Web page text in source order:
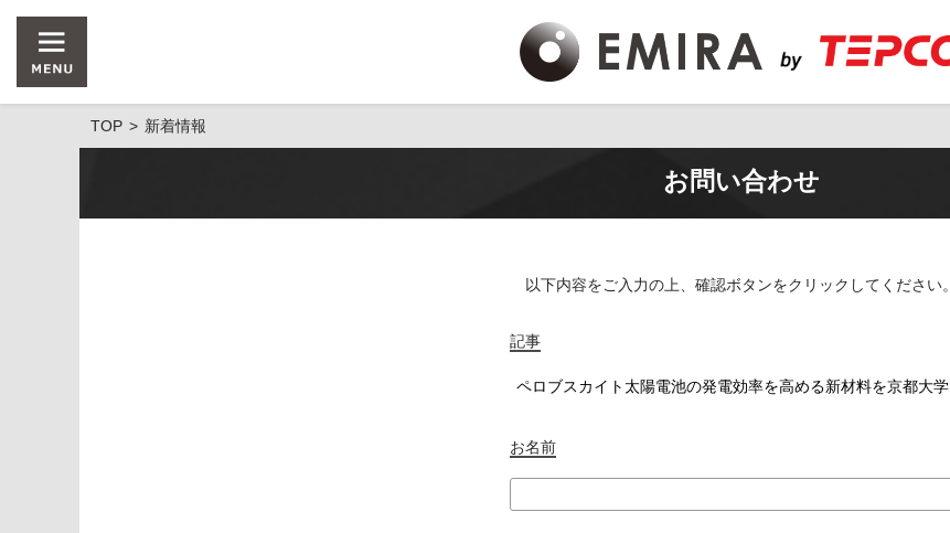
TOP 新着情報
お問い合わせ
以下内容をご入力の上、 確認ボタンをクリックしてください。
記事
お名前